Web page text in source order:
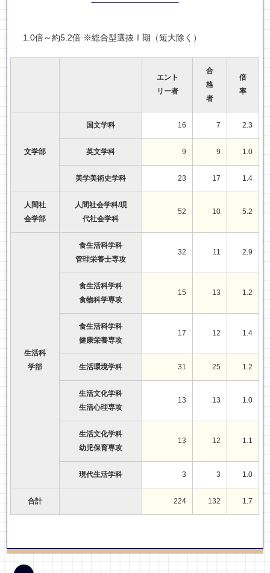
1.0倍～約5.2倍 ※総合型選抜Ⅰ期（短大除く）
エント
リー者
合
格
者
倍
率
文学部
国文学科 16 7 2.3
英文学科 9 9 1.0
美学美術史学科 23 17 1.4
人間社
会学部
人間社会学科/現
代社会学科
52 10 5.2
生活科
学部
食生活科学科
管理栄養士専攻
32 11 2.9
食生活科学科
食物科学専攻
15 13 1.2
食生活科学科
健康栄養専攻
17 12 1.4
生活環境学科 31 25 1.2
生活文化学科
生活心理専攻
13 13 1.0
生活文化学科
幼児保育専攻
13 12 1.1
現代生活学科 3 3 1.0
合計 224 132 1.7